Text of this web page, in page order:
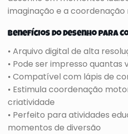
imaginação e a coordenação
Benefícios do Desenho para
• Arquivo digital de alta
• Pode ser impresso quantas
• Compatível com lápis de
• Estimula coordenação
criatividade
• Perfeito para atividades
momentos de diversão